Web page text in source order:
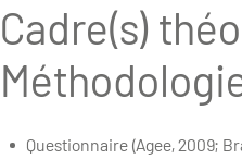
Cadre(s)
Questionnaire (Agee, 2009;